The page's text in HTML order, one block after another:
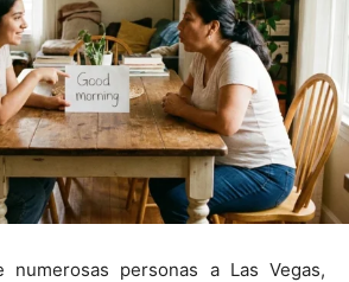
personas a Las Vegas,